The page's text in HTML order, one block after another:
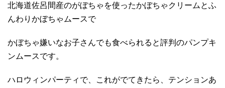
北海道佐呂間産のがぼちゃを使ったかぼちゃクリームとふ
んわりかぼちゃムースで
かぼちゃ嫌いなお子さんでも食べられると評判のパンプキ
ンムースです。
ハロウィンパーティで、これがでてきたら、テンションあ